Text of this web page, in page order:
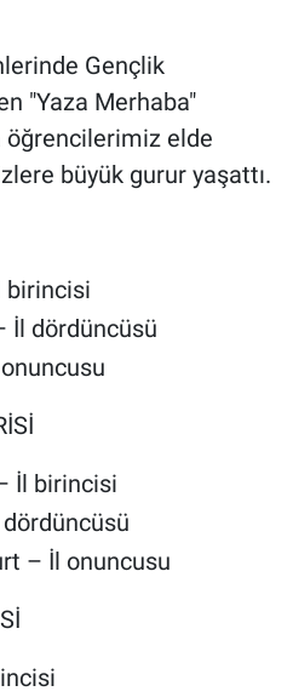
Gençlik
"Yaza Merhaba"
öğrencilerimiz elde
büyük gurur yaşattı.
birincisi
İl dördüncüsü
İl birincisi
– İl onuncusu